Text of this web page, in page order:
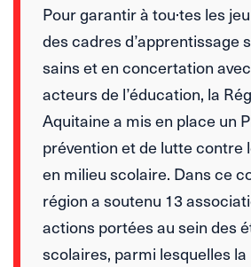
Pour garantir à tou·tes les
des cadres d’apprentissage
sains et en concertation
acteurs de l’éducation, la
Aquitaine a mis en place un
prévention et de lutte contre
en milieu scolaire. Dans ce
région a soutenu 13
actions portées au sein des
scolaires, parmi lesquelles